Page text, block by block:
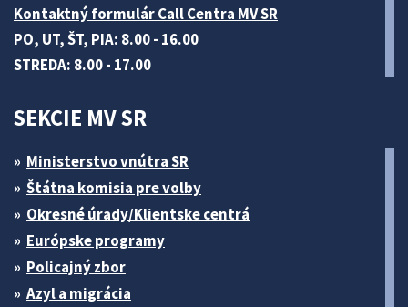
Kontaktný formulár Call Centra MV SR
PO, UT, ŠT, PIA: 8.00 - 16.00
STREDA: 8.00 - 17.00
SEKCIE MV SR
Ministerstvo vnútra SR
Štátna komisia pre volby
Okresné úrady/Klientske centrá
Európske programy
Policajný zbor
Azyl a migrácia